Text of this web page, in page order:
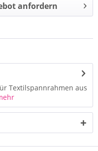
anfordern
Textilspannrahmen aus